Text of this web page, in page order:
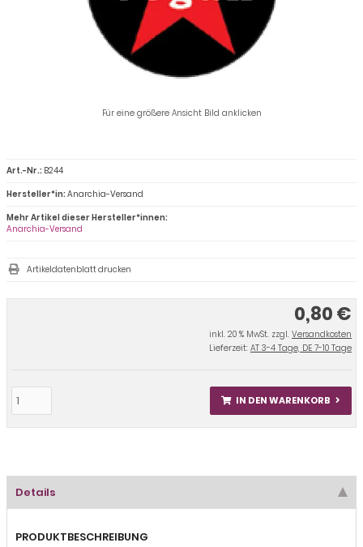
Für eine größere Ansicht Bild anklicken
0,80 €
inkl. 20 % MwSt. zzgl. Versandkosten
Lieferzeit: AT 3-4 Tage, DE 7-10 Tage
IN DEN WARENKORB
Art.-Nr.: B244
Hersteller*in:Anarchia-Versand
Mehr Artikel dieser Hersteller*innen:
Anarchia-Versand
Artikeldatenblatt drucken
Details
PRODUKTBESCHREIBUNG